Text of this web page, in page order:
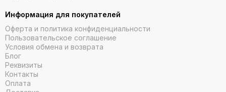
Информация для покупателей
Оферта и политика конфиденциальности
Пользовательское соглашение
Условия обмена и возврата
Блог
Реквизиты
Контакты
Оплата